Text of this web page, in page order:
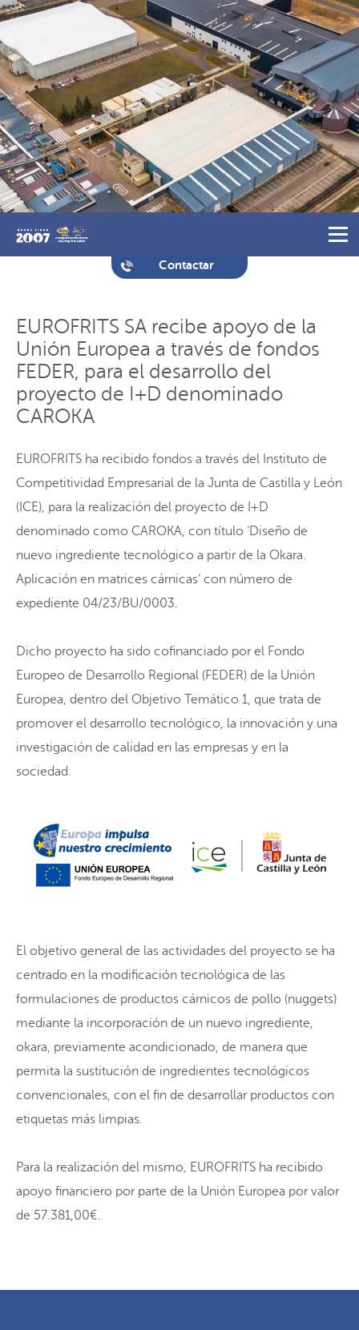
Contactar
EUROFRITS SA recibe apoyo de la
Unión Europea a través de fondos
FEDER, para el desarrollo del
proyecto de I+D denominado
CAROKA
EUROFRITS ha recibido fondos a través del Instituto de
Competitividad Empresarial de la Junta de Castilla y León
(ICE), para la realización del proyecto de I+D
denominado como CAROKA, con título ‘Diseño de
nuevo ingrediente tecnológico a partir de la Okara.
Aplicación en matrices cárnicas’ con número de
expediente 04/23/BU/0003.
Dicho proyecto ha sido cofinanciado por el Fondo
Europeo de Desarrollo Regional (FEDER) de la Unión
Europea, dentro del Objetivo Temático 1, que trata de
promover el desarrollo tecnológico, la innovación y una
investigación de calidad en las empresas y en la
sociedad.
El objetivo general de las actividades del proyecto se ha
centrado en la modificación tecnológica de las
formulaciones de productos cárnicos de pollo (nuggets)
mediante la incorporación de un nuevo ingrediente,
okara, previamente acondicionado, de manera que
permita la sustitución de ingredientes tecnológicos
convencionales, con el fin de desarrollar productos con
etiquetas más limpias.
Para la realización del mismo, EUROFRITS ha recibido
apoyo financiero por parte de la Unión Europea por valor
de 57.381,00€.